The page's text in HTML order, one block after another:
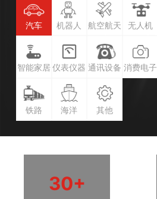
汽车 机器人 航空航天 无人机
智能家居 仪表仪器 通讯设备 消费电子
铁路 海洋 其他
30+